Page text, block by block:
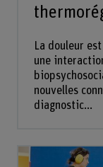
La douleur
une
nouvelles
diagnostic...